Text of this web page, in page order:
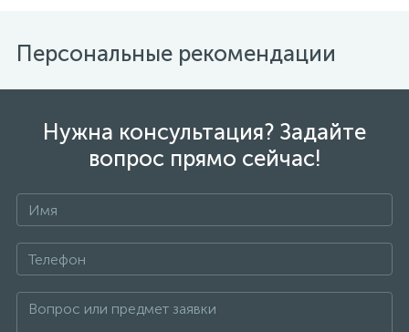
Персональные рекомендации
Нужна консультация? Задайте
вопрос прямо сейчас!